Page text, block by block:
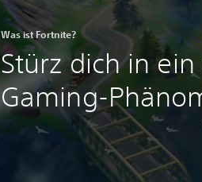
Was ist Fortnite?
Stürz dich in
Gaming-